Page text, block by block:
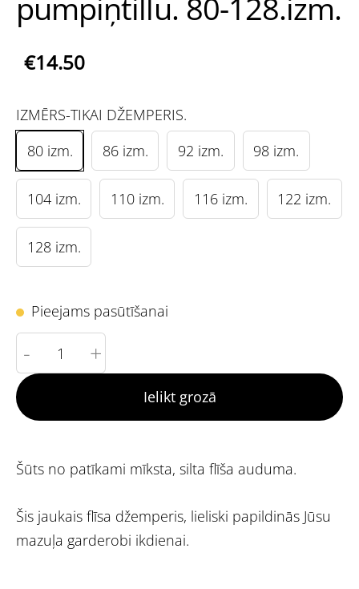
pumpiņtillu. 80-128.izm.
€14.50
IZMĒRS-TIKAI DŽEMPERIS.
80 izm.
86 izm. 92 izm. 98 izm.
104 izm. 110 izm. 116 izm. 122 izm.
128 izm.
Pieejams pasūtīšanai
- +
Ielikt grozā
Šūts no patīkami mīksta, silta flīša auduma.
Šis jaukais flīsa džemperis, lieliski papildinās Jūsu
mazuļa garderobi ikdienai.